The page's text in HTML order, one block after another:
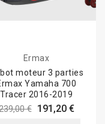
Ermax
moteur 3 parties
Yamaha 700
Tracer 2016-2019
€ 191,20 €